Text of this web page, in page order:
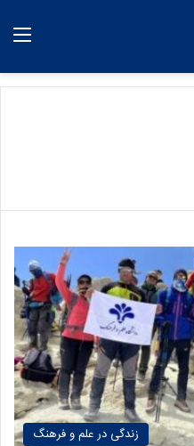
زندگی در علم و فرهنگ